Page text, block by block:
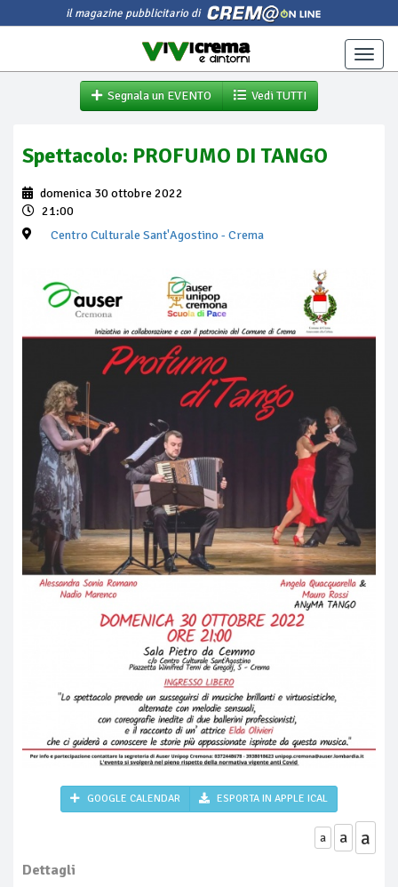
il magazine pubblicitario di
Toggle
Segnala un EVENTO
Vedi TUTTI
Spettacolo: PROFUMO DI TANGO
domenica 30 ottobre 2022
21:00
Centro Culturale Sant'Agostino - Crema
GOOGLE CALENDAR ESPORTA IN APPLE ICAL
a a a
Dettagli